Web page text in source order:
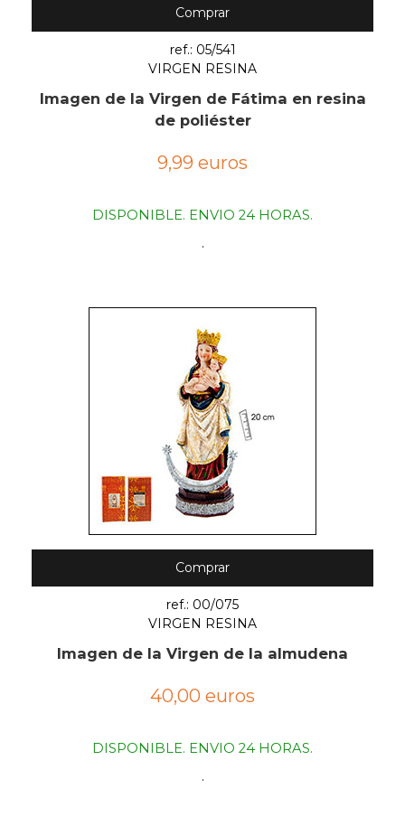
Comprar
ref.: 05/541
VIRGEN RESINA
Imagen de la Virgen de Fátima en resina
de poliéster
9,99 euros
DISPONIBLE. ENVIO 24 HORAS.
.
Comprar
ref.: 00/075
VIRGEN RESINA
Imagen de la Virgen de la almudena
40,00 euros
DISPONIBLE. ENVIO 24 HORAS.
.